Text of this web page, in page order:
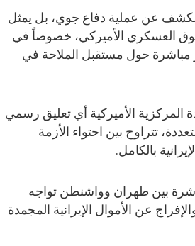
الكشف عن عملية دفاع جوي، بل يمثل
العسكري الأميركي، خصوصاً في
مباشرة حول مستقبل الملاحة في
المركزية الأميركية أي تعليق رسمي
تتراوح بين احتواء الأزمة
بالكامل.
بين طهران وواشنطن تواجه
عن الأموال الإيرانية المجمدة